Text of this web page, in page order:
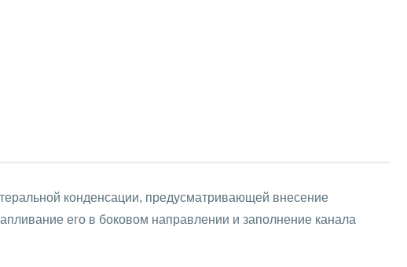
конденсации, предусматривающей внесение
его в боковом направлении и заполнение канала